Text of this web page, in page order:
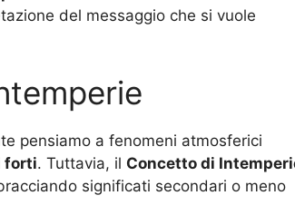
del messaggio che si vuole
pensiamo a fenomeni atmosferici
forti. Tuttavia, il Concetto di
significati secondari o meno